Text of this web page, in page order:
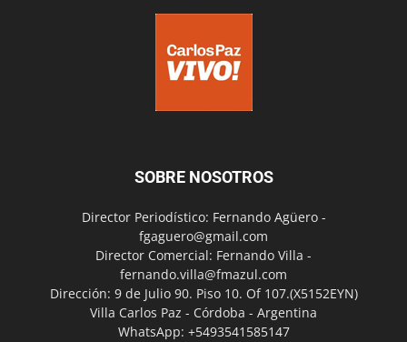
SOBRE NOSOTROS
Director Periodístico: Fernando Agüero -
fgaguero@gmail.com
Director Comercial: Fernando Villa -
fernando.villa@fmazul.com
Dirección: 9 de Julio 90. Piso 10. Of 107.(X5152EYN)
Villa Carlos Paz - Córdoba - Argentina
WhatsApp: +5493541585147